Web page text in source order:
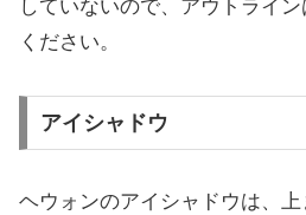
していないので、アウトライ
ください。
アイシャドウ
ヘウォンのアイシャドウは、